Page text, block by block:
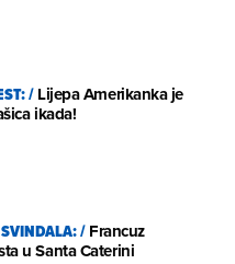
/Lijepa Amerikanka je
ikada!
/Francuz
u Santa Caterini